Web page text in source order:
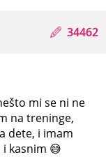
34462
mi se ni ne
na treninge,
dete, i imam
kasnim 😅